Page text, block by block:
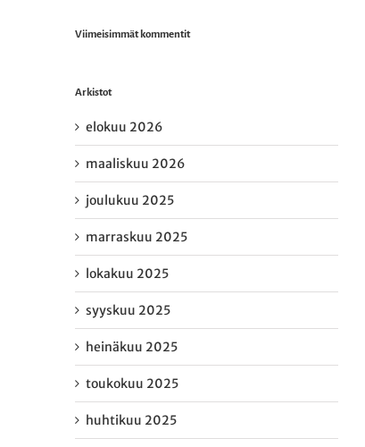
Viimeisimmät kommentit
Arkistot
elokuu 2026
maaliskuu 2026
joulukuu 2025
marraskuu 2025
lokakuu 2025
syyskuu 2025
heinäkuu 2025
toukokuu 2025
huhtikuu 2025